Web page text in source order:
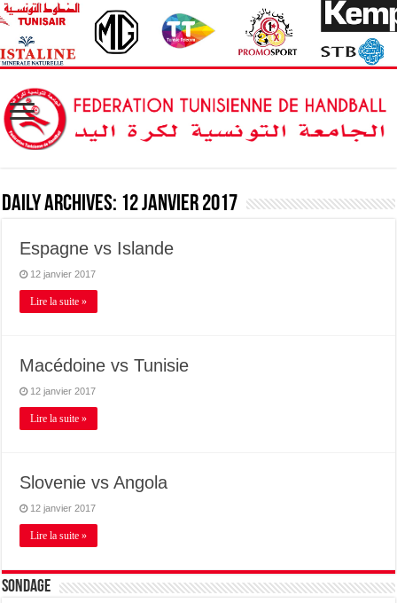
Daily Archives: 12 janvier 2017
Espagne vs Islande
12 janvier 2017
Lire la suite »
Macédoine vs Tunisie
12 janvier 2017
Lire la suite »
Slovenie vs Angola
12 janvier 2017
Lire la suite »
Sondage